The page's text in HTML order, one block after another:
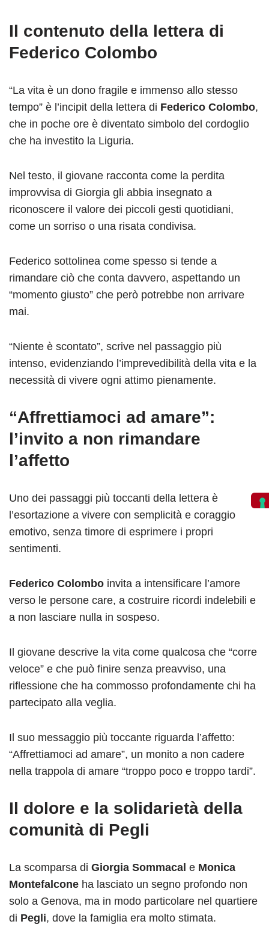
Il contenuto della lettera di
Federico Colombo
“La vita è un dono fragile e immenso allo stesso
tempo” è l’incipit della lettera di Federico Colombo,
che in poche ore è diventato simbolo del cordoglio
che ha investito la Liguria.
Nel testo, il giovane racconta come la perdita
improvvisa di Giorgia gli abbia insegnato a
riconoscere il valore dei piccoli gesti quotidiani,
come un sorriso o una risata condivisa.
Federico sottolinea come spesso si tende a
rimandare ciò che conta davvero, aspettando un
“momento giusto” che però potrebbe non arrivare
mai.
“Niente è scontato”, scrive nel passaggio più
intenso, evidenziando l’imprevedibilità della vita e la
necessità di vivere ogni attimo pienamente.
“Affrettiamoci ad amare”:
l’invito a non rimandare
l’affetto
Uno dei passaggi più toccanti della lettera è
l’esortazione a vivere con semplicità e coraggio
emotivo, senza timore di esprimere i propri
sentimenti.
Federico Colombo invita a intensificare l’amore
verso le persone care, a costruire ricordi indelebili e
a non lasciare nulla in sospeso.
Il giovane descrive la vita come qualcosa che “corre
veloce” e che può finire senza preavviso, una
riflessione che ha commosso profondamente chi ha
partecipato alla veglia.
Il suo messaggio più toccante riguarda l’affetto:
“Affrettiamoci ad amare”, un monito a non cadere
nella trappola di amare “troppo poco e troppo tardi”.
Il dolore e la solidarietà della
comunità di Pegli
La scomparsa di Giorgia Sommacal e Monica
Montefalcone ha lasciato un segno profondo non
solo a Genova, ma in modo particolare nel quartiere
di Pegli, dove la famiglia era molto stimata.